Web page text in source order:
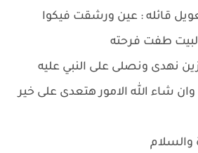
قائله : عين ورشقت فيكوا
طفت فرحته
نهدى ونصلى على النبي عليه
شاء الله الامور هتعدى على خير
والسلام